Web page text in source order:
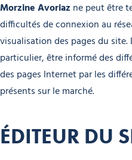
Morzine Avoriaz ne peut être
difficultés de connexion au
visualisation des pages du
particulier, être informé des
des pages Internet par les
présents sur le marché.
ÉDITEUR DU